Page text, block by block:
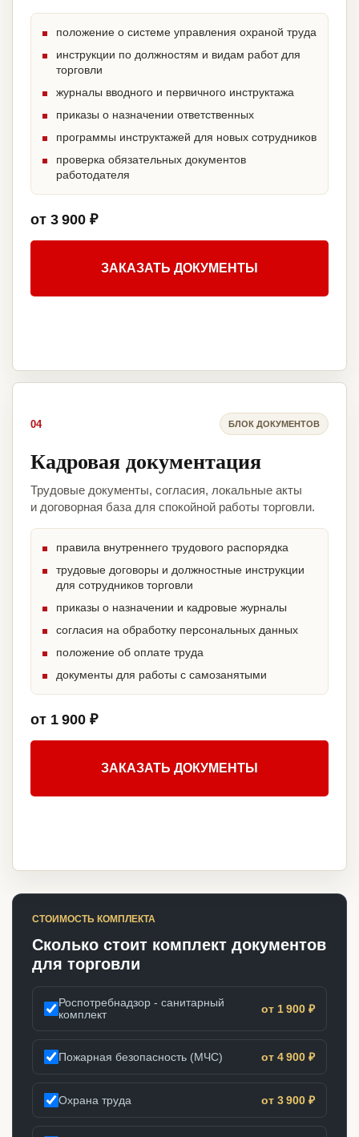
положение о системе управления охраной труда
инструкции по должностям и видам работ для
торговли
журналы вводного и первичного инструктажа
приказы о назначении ответственных
программы инструктажей для новых сотрудников
проверка обязательных документов
работодателя
от 3 900 ₽
ЗАКАЗАТЬ ДОКУМЕНТЫ
04 БЛОК ДОКУМЕНТОВ
Кадровая документация
Трудовые документы, согласия, локальные акты
и договорная база для спокойной работы торговли.
правила внутреннего трудового распорядка
трудовые договоры и должностные инструкции
для сотрудников торговли
приказы о назначении и кадровые журналы
согласия на обработку персональных данных
положение об оплате труда
документы для работы с самозанятыми
от 1 900 ₽
ЗАКАЗАТЬ ДОКУМЕНТЫ
СТОИМОСТЬ КОМПЛЕКТА
Сколько стоит комплект документов
для торговли
Роспотребнадзор - санитарный
комплект
от 1 900 ₽
Пожарная безопасность (МЧС) от 4 900 ₽
Охрана труда от 3 900 ₽